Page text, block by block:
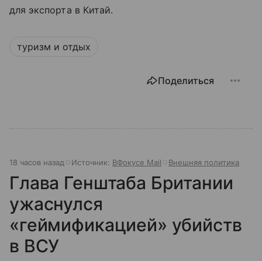
для экспорта в Китай.
туризм и отдых
Поделиться
18 часов назад Источник: ВФокусе Mail Внешняя политика
Глава Генштаба Британии
ужаснулся
«геймификацией» убийств
в ВСУ